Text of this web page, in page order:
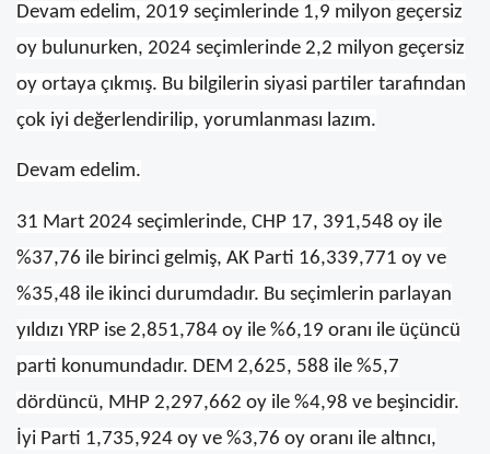
Devam edelim, 2019 seçimlerinde 1,9 milyon geçersiz
oy bulunurken, 2024 seçimlerinde 2,2 milyon geçersiz
oy ortaya çıkmış. Bu bilgilerin siyasi partiler tarafından
çok iyi değerlendirilip, yorumlanması lazım.
Devam edelim.
31 Mart 2024 seçimlerinde, CHP 17, 391,548 oy ile
%37,76 ile birinci gelmiş, AK Parti 16,339,771 oy ve
%35,48 ile ikinci durumdadır. Bu seçimlerin parlayan
yıldızı YRP ise 2,851,784 oy ile %6,19 oranı ile üçüncü
parti konumundadır. DEM 2,625, 588 ile %5,7
dördüncü, MHP 2,297,662 oy ile %4,98 ve beşincidir.
İyi Parti 1,735,924 oy ve %3,76 oy oranı ile altıncı,